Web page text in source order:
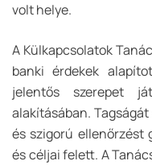
volt helye.
A Külkapcsolatok
banki érdekek
jelentős szerepet
alakításában.
és szigorú ellenőrzést
és céljai felett. A